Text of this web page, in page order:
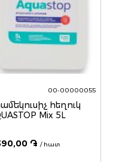
00-00000055
հեղուկ
Mix 5L
֏ / հատ